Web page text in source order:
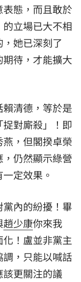
態，而且敢於
立場已大不相
她已深刻了
待，才能擴大
清德，等於是
對廝殺」！即
，但閣揆卓榮
仍然顯示綠營
定效果。
內的紛擾！畢
趙少康你來我
！盧並非黨主
，只能以喊話
更關注的議